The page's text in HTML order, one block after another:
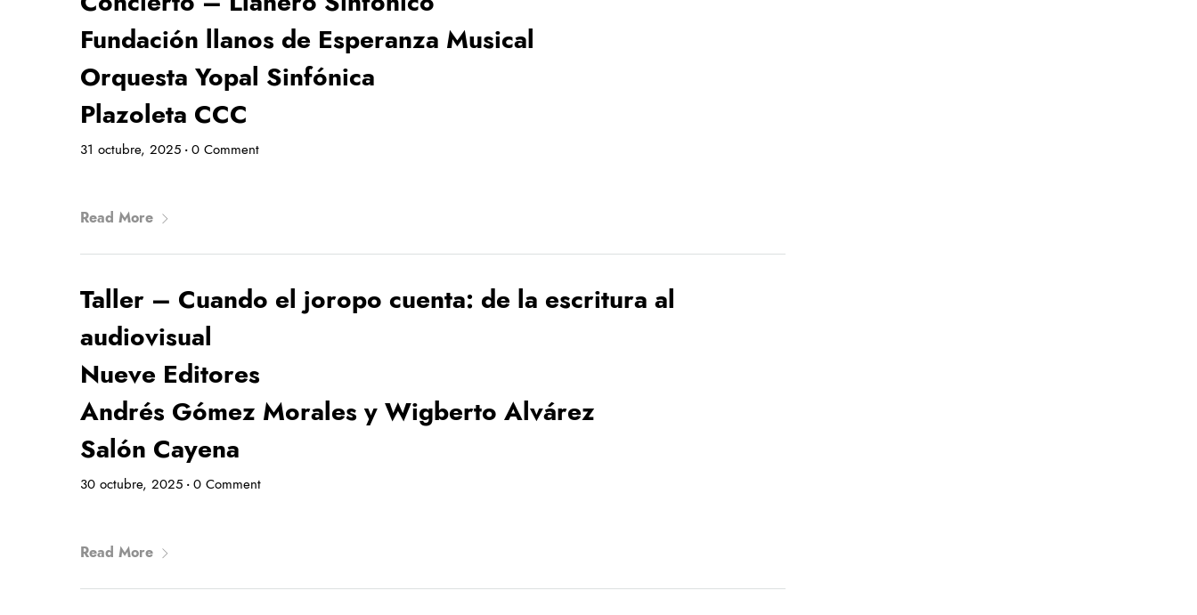
Fundación llanos de Esperanza Musical
Orquesta Yopal Sinfónica
Plazoleta CCC
31 octubre, 2025 • 0 Comment
Read More
Taller – Cuando el joropo cuenta: de la escritura al
audiovisual
Nueve Editores
Andrés Gómez Morales y Wigberto Alvárez
Salón Cayena
30 octubre, 2025 • 0 Comment
Read More